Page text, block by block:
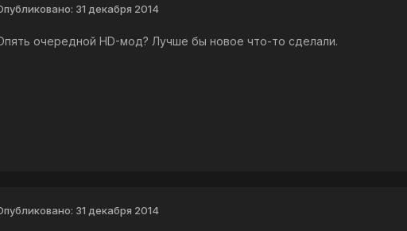
31 декабря 2014
очередной HD-мод? Лучше бы новое что-то сделали.
31 декабря 2014